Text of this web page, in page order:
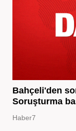
Bahçeli'den
Soruşturma
Haber7